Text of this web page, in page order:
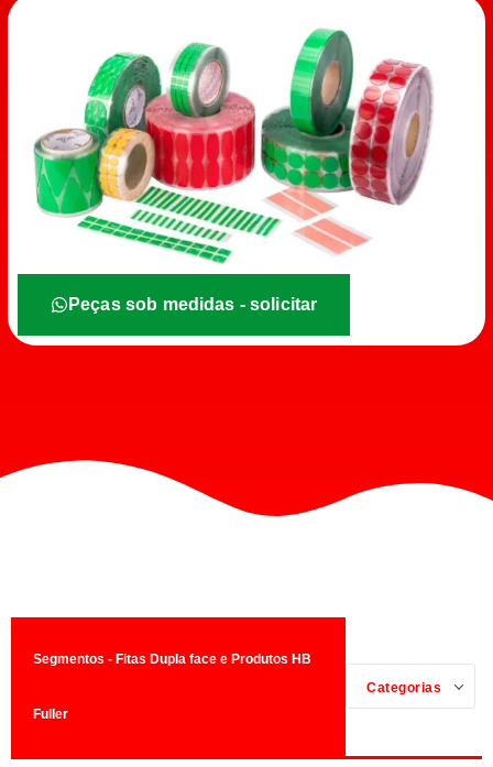
Peças sob medidas - solicitar
Segmentos - Fitas Dupla face e Produtos HB
Fuller
Categorias